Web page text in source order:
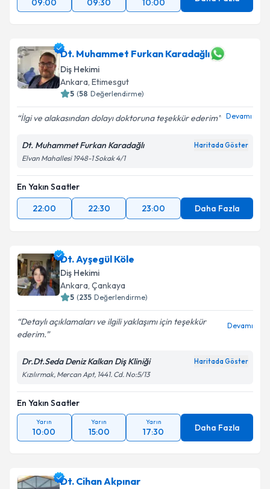
09:00 09:30 10:00
Dt. Muhammet Furkan Karadağlı
Diş Hekimi
Ankara, Etimesgut
5 (58 Değerlendirme)
İlgi ve alakasından dolayı doktoruna teşekkür ederim Devamı
Dt. Muhammet Furkan Karadağlı Haritada Göster
Elvan Mahallesi 1948-1 Sokak 4/1
En Yakın Saatler
22:00
22:30 23:00 Daha Fazla
Dt. Ayşegül Köle
Diş Hekimi
Ankara, Çankaya
5 (235 Değerlendirme)
Detaylı açıklamaları ve ilgili yaklaşımı için teşekkür
ederim.
Devamı
Dr.Dt.Seda Deniz Kalkan Diş Kliniği Haritada Göster
Kızılırmak, Mercan Apt, 1441. Cd. No:5/13
En Yakın Saatler
Yarın
10:00
Yarın
15:00
Yarın
17:30 Daha Fazla
Dt. Cihan Akpınar